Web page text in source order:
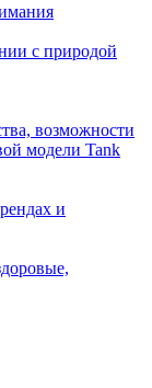
с природой
возможности
модели Tank
и